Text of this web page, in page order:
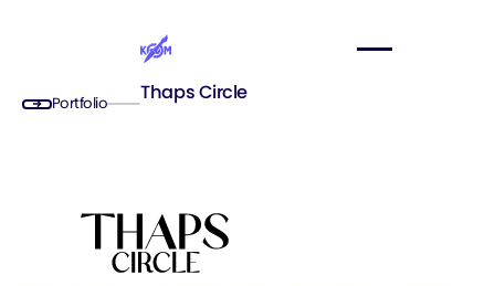
Portfolio Thaps Circle